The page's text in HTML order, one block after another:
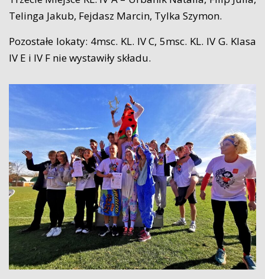
Telinga Jakub, Fejdasz Marcin, Tylka Szymon.
Pozostałe lokaty: 4msc. KL. IV C, 5msc. KL. IV G. Klasa
IV E i IV F nie wystawiły składu.